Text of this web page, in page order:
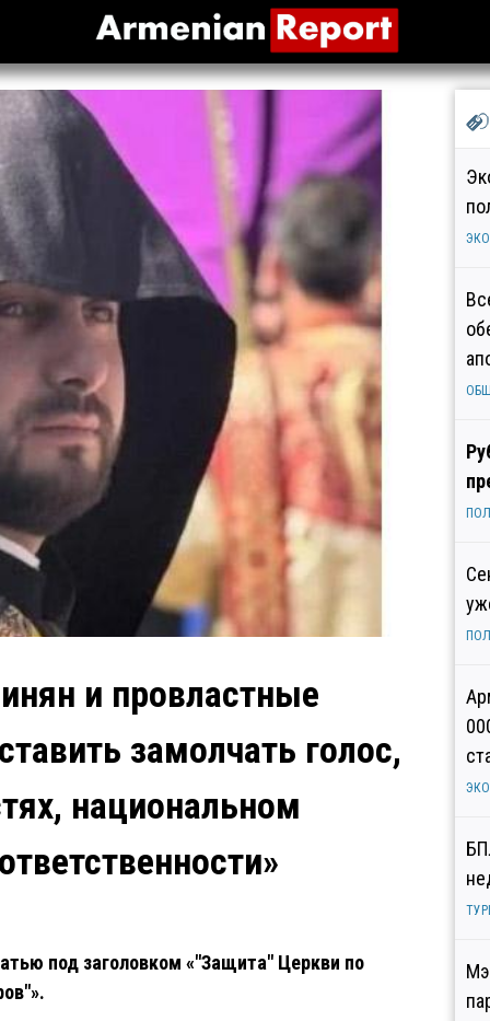
и провластные
замолчать голос,
национальном
под заголовком «"Защита" Церкви по